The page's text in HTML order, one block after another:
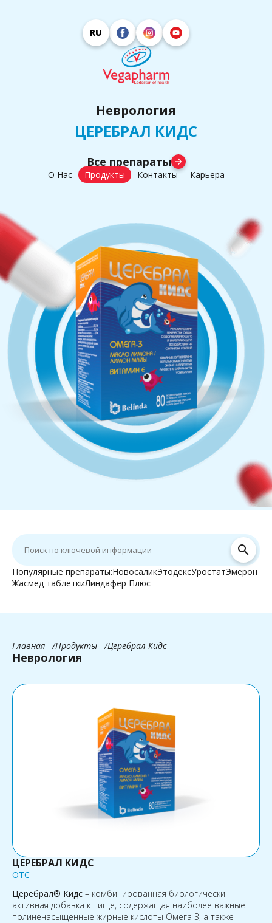
RU
Неврология
ЦЕРЕБРАЛ КИДС
Все препараты arrow_forward
О Нас Продукты Контакты Карьера
search
Популярные препараты:НовосаликЭтодексУростатЭмерон
Жасмед таблеткиЛиндафер Плюс
Неврология
Главная Продукты Церебрал Кидс
ЦЕРЕБРАЛ КИДС
OTC
Церебрал® Кидс – комбинированная биологически
активная добавка к пище, содержащая наиболее важные
полиненасыщенные жирные кислоты Омега 3, а также